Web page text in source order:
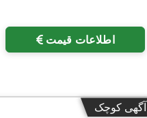
اطلاعات قیمت
آگهی کوچک